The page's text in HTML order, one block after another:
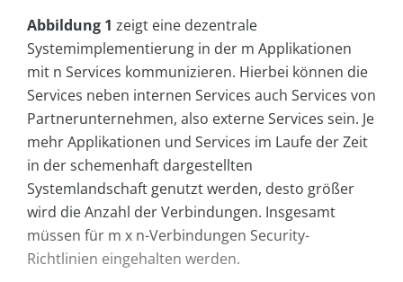
Abbildung 1 zeigt eine dezentrale
Systemimplementierung in der m Applikationen
mit n Services kommunizieren. Hierbei können die
Services neben internen Services auch Services von
Partnerunternehmen, also externe Services sein. Je
mehr Applikationen und Services im Laufe der Zeit
in der schemenhaft dargestellten
Systemlandschaft genutzt werden, desto größer
wird die Anzahl der Verbindungen. Insgesamt
müssen für m x n-Verbindungen Security-
Richtlinien eingehalten werden.